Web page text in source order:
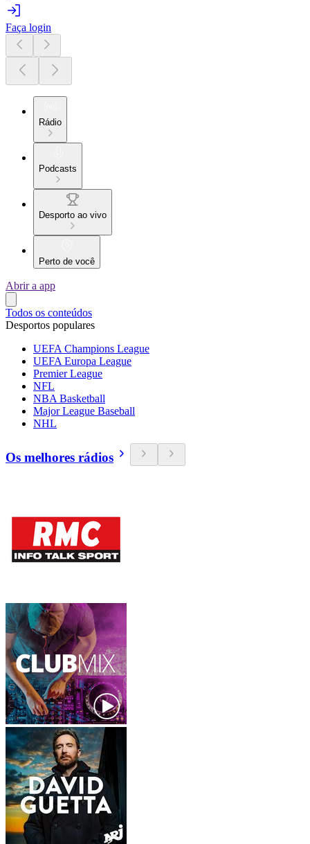
Faça login
Rádio
Podcasts
Desporto ao vivo
Perto de você
Abrir a app
Todos os conteúdos
Desportos populares
UEFA Champions League
UEFA Europa League
Premier League
NFL
NBA Basketball
Major League Baseball
NHL
Os melhores rádios